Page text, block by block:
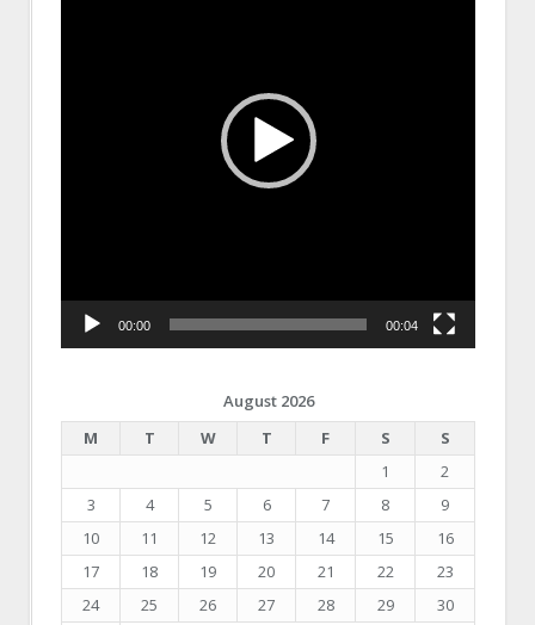
00:00 00:04
August 2026
M
T W T F S
S
1
2
3
4 5 6 7 8
9
10
11 12 13 14 15
16
17
18 19 20 21 22
23
24
25 26 27 28 29
30